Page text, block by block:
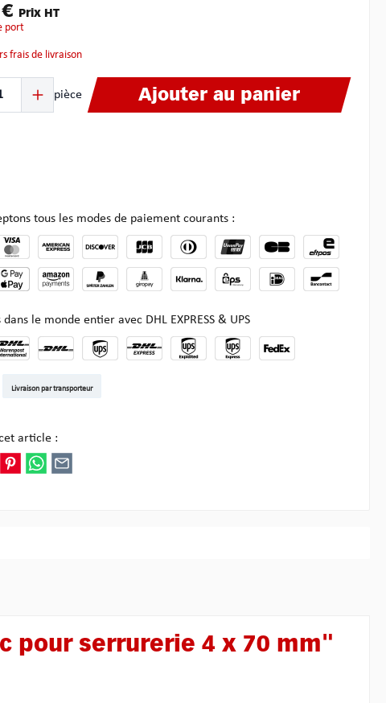
Prix HT
port
frais de livraison
produit : Entrez la quantité souhaitée ou utilisez les boutons pour augmenter ou
pièce Ajouter au panier
tous les modes de paiement courants :
le monde entier avec DHL EXPRESS & UPS
Livraison par transporteur
article :
pour serrurerie 4 x 70 mm"